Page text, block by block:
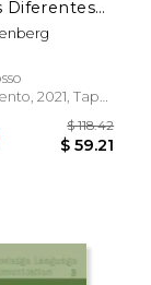
$
$
Diferentes
de Ensaios
Running
de. (en
2021, Tapa